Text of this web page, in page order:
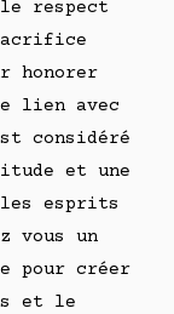
le respect
honorer
lien avec
considéré
et une
les esprits
vous un
pour créer
et le